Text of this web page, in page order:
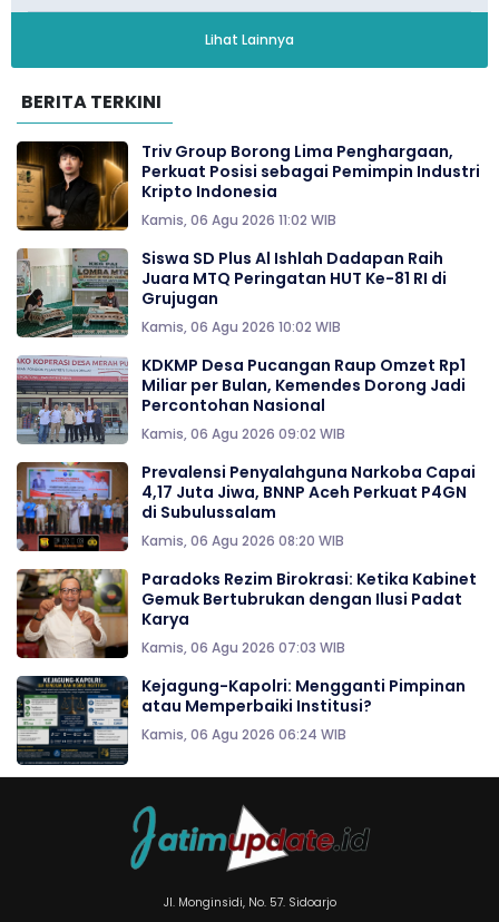
Lihat Lainnya
BERITA TERKINI
Triv Group Borong Lima Penghargaan,
Perkuat Posisi sebagai Pemimpin Industri
Kripto Indonesia
Kamis, 06 Agu 2026 11:02 WIB
Siswa SD Plus Al Ishlah Dadapan Raih
Juara MTQ Peringatan HUT Ke-81 RI di
Grujugan
Kamis, 06 Agu 2026 10:02 WIB
KDKMP Desa Pucangan Raup Omzet Rp1
Miliar per Bulan, Kemendes Dorong Jadi
Percontohan Nasional
Kamis, 06 Agu 2026 09:02 WIB
Prevalensi Penyalahguna Narkoba Capai
4,17 Juta Jiwa, BNNP Aceh Perkuat P4GN
di Subulussalam
Kamis, 06 Agu 2026 08:20 WIB
Paradoks Rezim Birokrasi: Ketika Kabinet
Gemuk Bertubrukan dengan Ilusi Padat
Karya
Kamis, 06 Agu 2026 07:03 WIB
Kejagung-Kapolri: Mengganti Pimpinan
atau Memperbaiki Institusi?
Kamis, 06 Agu 2026 06:24 WIB
Jl. Monginsidi, No. 57. Sidoarjo